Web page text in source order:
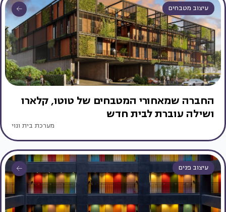
עיצוב מטבחים
החברה שמאחורי המטבחים של טוטו, קלארו
ושילה עוברת לבית חדש
מערכת בית ונוי
עיצוב פנים